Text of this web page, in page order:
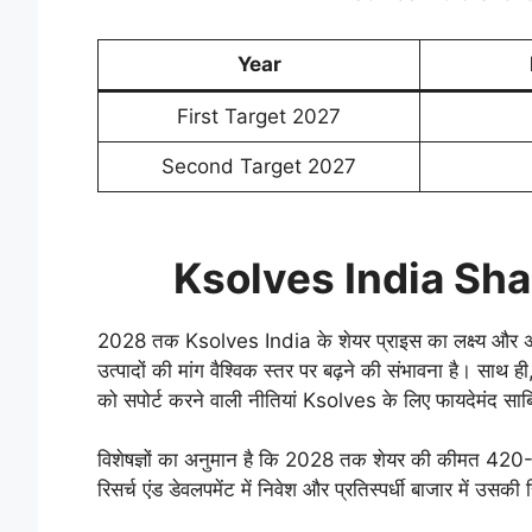
Year
First Target 2027
Second Target 2027
Ksolves India
2028 तक Ksolves India के शेयर प्राइस का लक्ष्य
उत्पादों की मांग वैश्विक स्तर पर बढ़ने की संभावना है। साथ
को सपोर्ट करने वाली नीतियां Ksolves के लिए फायदेमंद
विशेषज्ञों का अनुमान है कि 2028 तक शेयर की कीमत
रिसर्च एंड डेवलपमेंट में निवेश और प्रतिस्पर्धी बाजार में उसकी